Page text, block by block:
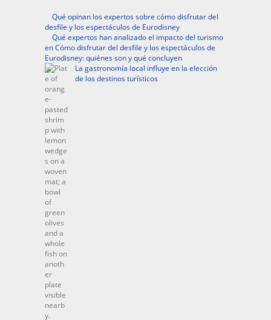
Qué opinan los expertos sobre cómo disfrutar del
desfile y los espectáculos de Eurodisney
Qué expertos han analizado el impacto del turismo
en Cómo disfrutar del desfile y los espectáculos de
Eurodisney: quiénes son y qué concluyen
La gastronomía local influye en la elección
de los destinos turísticos